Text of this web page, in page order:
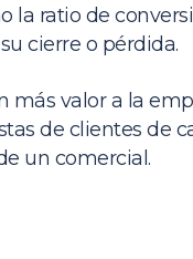
la ratio de
cierre o pérdida.
valor a la
de clientes de
un comercial.